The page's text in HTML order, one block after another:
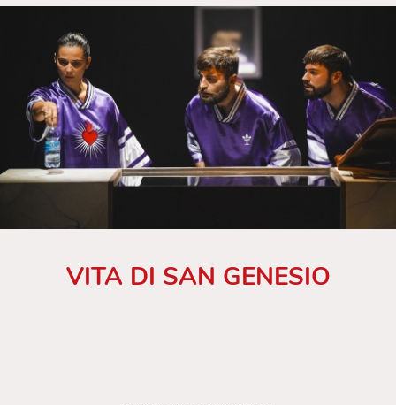
VITA DI SAN GENESIO